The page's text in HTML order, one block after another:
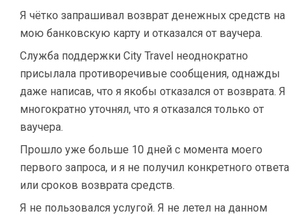
Я чётко запрашивал возврат денежных средств на
мою банковскую карту и отказался от ваучера.
Служба поддержки City Travel неоднократно
присылала противоречивые сообщения, однажды
даже написав, что я якобы отказался от возврата. Я
многократно уточнял, что я отказался только от
ваучера.
Прошло уже больше 10 дней с момента моего
первого запроса, и я не получил конкретного ответа
или сроков возврата средств.
Я не пользовался услугой. Я не летел на данном